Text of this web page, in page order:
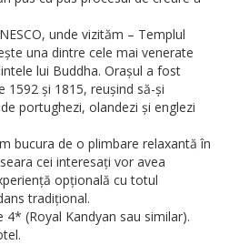
unde vizităm – Templul
una dintre cele mai venerate
lui Buddha. Orașul a fost
1592 și 1815, reușind să-și
portughezi, olandezi și englezi
bucura de o plimbare relaxantă în
cei interesați vor avea
opțională cu totul
tradițional.
4* (Royal Kandyan sau similar).